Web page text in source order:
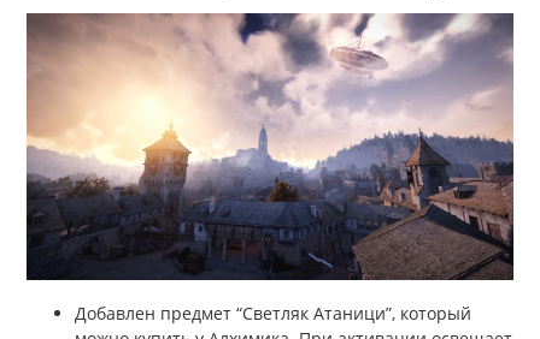
Добавлен предмет “Светляк Атаници”, который